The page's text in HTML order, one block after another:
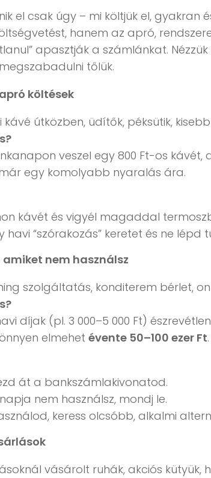
el csak úgy – mi költjük el, gyakran
hanem az apró,
apasztják a számlánkat.
tőlük.
költések
kávé útközben, üdítők, péksütik,
veszel egy 800 Ft-os kávét,
már egy komolyabb nyaralás ára.
kávét és vigyél magaddal
havi “szórakozás” keretet és ne lépd
amiket nem használsz
szolgáltatás, konditerem bérlet,
díjak (pl. 3 000–5 000 Ft)
elmehet évente 50–100 ezer Ft.
át a bankszámlakivonatod.
nem használsz, mondj le.
keress olcsóbb, alkalmi
vásárolt ruhák, akciós kütyük,